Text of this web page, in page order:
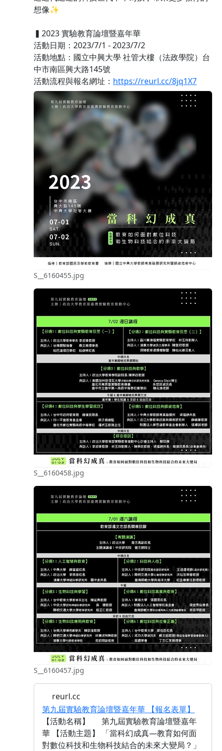
想像✨
▍2023 實驗教育論壇暨嘉年華
活動日期：2023/7/1 - 2023/7/2
活動地點：國立中興大學 社管大樓（法政學院）台
中市南區興大路145號
活動流程與報名網址： https://reurl.cc/8jq1X7
S__6160455.jpg
S__6160458.jpg
S__6160457.jpg
reurl.cc
第九屆實驗教育論壇暨嘉年華 【報名表單】
【活動名稱】 第九屆實驗教育論壇暨嘉年
華 【活動主題】 「當科幻成真—教育如何面
對數位科技和生物科技結合的未來大變局？」